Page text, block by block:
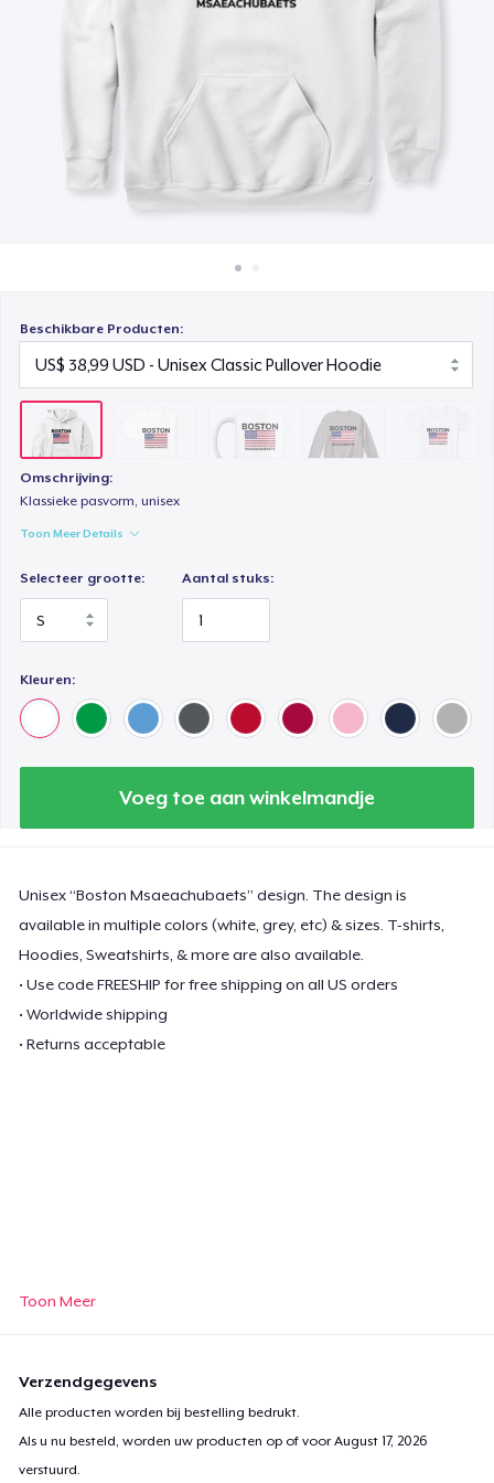
Beschikbare Producten:
Omschrijving:
Klassieke pasvorm, unisex
Toon Meer Details
Selecteer grootte: Aantal stuks:
Kleuren:
Voeg toe aan winkelmandje
Unisex “Boston Msaeachubaets” design. The design is
available in multiple colors (white, grey, etc) & sizes. T-shirts,
Hoodies, Sweatshirts, & more are also available.
• Use code FREESHIP for free shipping on all US orders
• Worldwide shipping
• Returns acceptable
Toon Meer
Verzendgegevens
Alle producten worden bij bestelling bedrukt.
Als u nu besteld, worden uw producten op of voorAugust 17, 2026
verstuurd.
Mug
US$ 14,99
Unisex Classic Crewneck Sweatshirt
US$ 26,99
Women's Comfort Tee